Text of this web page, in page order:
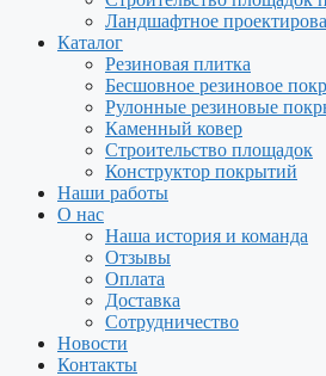
Ландшафтное
Каталог
Резиновая плитка
Бесшовное резиновое
Рулонные резиновые
Каменный ковер
Строительство площадок
Конструктор покрытий
Наши работы
О нас
Наша история и команда
Отзывы
Оплата
Доставка
Сотрудничество
Новости
Контакты